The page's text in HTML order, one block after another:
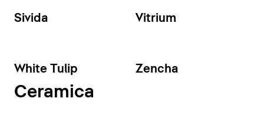
Sivida Vitrium
White Tulip Zencha
Ceramica